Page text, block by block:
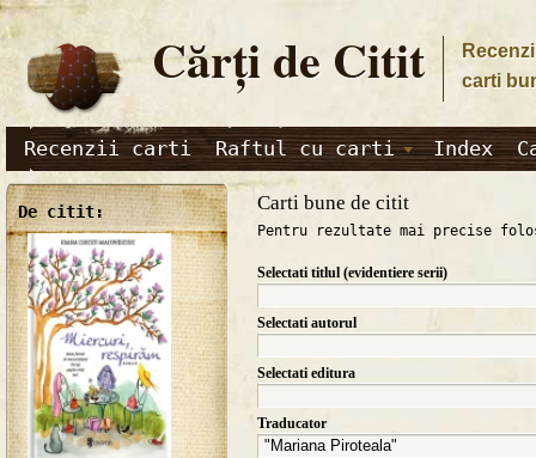
Cărţi de Citit
carti
Recenzii carti Raftul cu carti Index
De citit: Carti bune de citit
Pentru rezultate mai precise
Selectati titlul (evidentiere serii)
Selectati autorul
Selectati editura
Traducator